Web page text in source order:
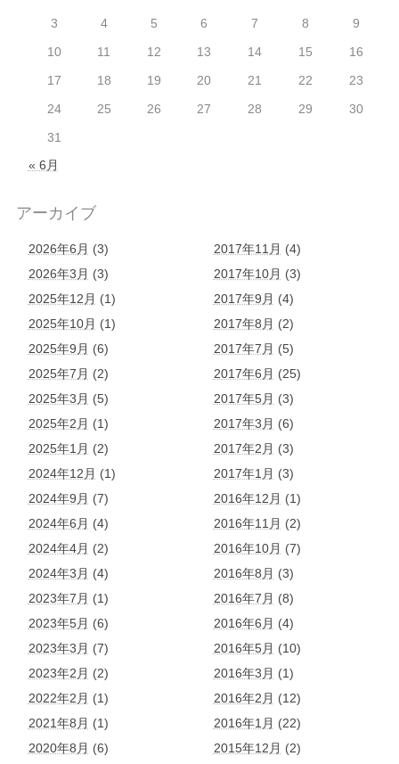
3
4 5 6 7 8
9
10
11 12 13 14 15
16
17
18 19 20 21 22
23
24
25 26 27 28 29
30
31
« 6月
アーカイブ
2026年6月 (3)
2026年3月 (3)
2025年12月 (1)
2025年10月 (1)
2025年9月 (6)
2025年7月 (2)
2025年3月 (5)
2025年2月 (1)
2025年1月 (2)
2024年12月 (1)
2024年9月 (7)
2024年6月 (4)
2024年4月 (2)
2024年3月 (4)
2023年7月 (1)
2023年5月 (6)
2023年3月 (7)
2023年2月 (2)
2022年2月 (1)
2021年8月 (1)
2020年8月 (6)
2017年11月 (4)
2017年10月 (3)
2017年9月 (4)
2017年8月 (2)
2017年7月 (5)
2017年6月 (25)
2017年5月 (3)
2017年3月 (6)
2017年2月 (3)
2017年1月 (3)
2016年12月 (1)
2016年11月 (2)
2016年10月 (7)
2016年8月 (3)
2016年7月 (8)
2016年6月 (4)
2016年5月 (10)
2016年3月 (1)
2016年2月 (12)
2016年1月 (22)
2015年12月 (2)